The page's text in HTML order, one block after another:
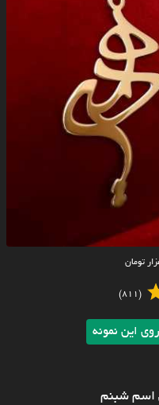
تومان
(811)
این نمونه
اسم شبنم